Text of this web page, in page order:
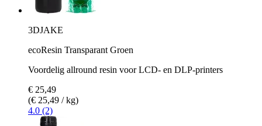
3DJAKE
ecoResin Transparant Groen
Voordelig allround resin voor LCD- en DLP-printers
€ 25,49
(€ 25,49 / kg)
4.0 (2)